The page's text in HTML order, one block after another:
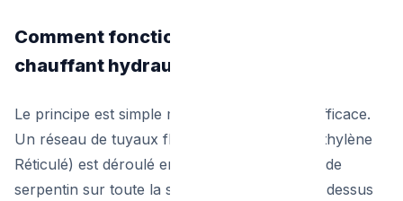
Comment fonctionne un plancher
chauffant hydraulique ?
Le principe est simple mais redoutablement efficace.
Un réseau de tuyaux flexibles en PER (Polyéthylène
Réticulé) est déroulé en forme d'escargot ou de
serpentin sur toute la surface de la pièce, au-dessus